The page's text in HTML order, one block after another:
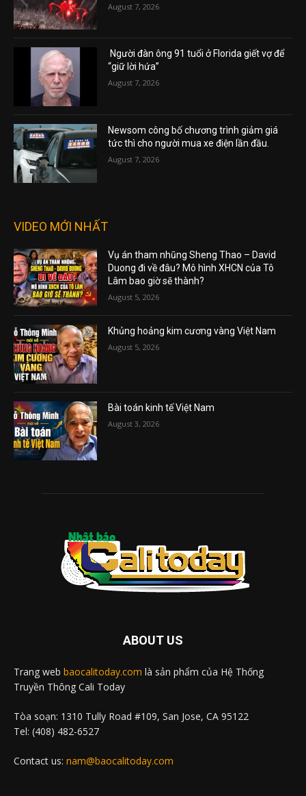
August 7, 2026
Người đàn ông 91 tuổi ở Florida giết vợ để
“giữ lời hứa”
August 7, 2026
Newsom công bố chương trình giảm giá
tức thì cho người mua xe điện lần đầu.
August 7, 2026
VIDEO MỚI NHẤT
Vụ án tham nhũng Sheng Thao – David
Duong đi về đâu? Mô hình XHCN của Tô
Lâm bao giờ sẽ thành?
August 5, 2026
Khủng hoảng kim cương vàng Việt Nam
August 5, 2026
Bài toán kinh tế Việt Nam
August 3, 2026
ABOUT US
Trang web baocalitoday.com là sản phẩm của Hệ Thống
Truyền Thông Cali Today
Tòa soạn: 1310 Tully Road #109, San Jose, CA 95122
Tel: (408) 482-6527
Contact us: nam@baocalitoday.com